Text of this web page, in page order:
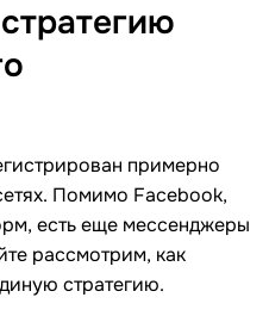
примерно
Помимо Facebook,
есть еще мессенджеры
рассмотрим, как
стратегию.